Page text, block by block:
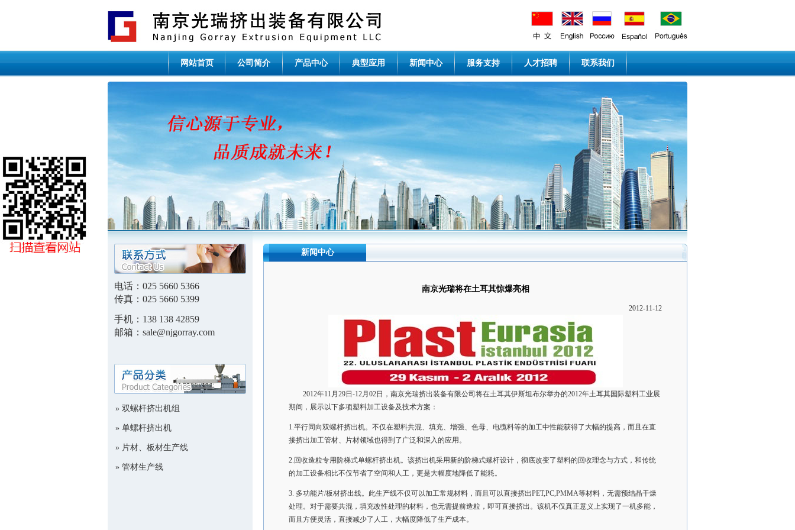
网站首页 公司简介 产品中心 典型应用 新闻中心 服务支持 人才招聘 联系我们
电话： 025 5660 5366
传真： 025 5660 5399
手机： 138 138 42859
邮箱： sale@njgorray.com
» 双螺杆挤出机组
» 单螺杆挤出机
» 片材、板材生产线
» 管材生产线
新闻中心
南京光瑞将在土耳其惊爆亮相
2012-11-12
2012年11月29日-12月02日，南京光瑞挤出装备有限公司将在土耳其伊斯坦布尔举办的2012年土耳其国际塑料工业展
期间，展示以下多项塑料加工设备及技术方案：
1.平行同向双螺杆挤出机。不仅在塑料共混、填充、增强、色母、电缆料等的加工中性能获得了大幅的提高，而且在直
接挤出加工管材、片材领域也得到了广泛和深入的应用。
2.回收造粒专用阶梯式单螺杆挤出机。该挤出机采用新的阶梯式螺杆设计，彻底改变了塑料的回收理念与方式，和传统
的加工设备相比不仅节省了空间和人工，更是大幅度地降低了能耗。
3. 多功能片/板材挤出线。此生产线不仅可以加工常规材料，而且可以直接挤出PET,PC,PMMA等材料，无需预结晶干燥
处理。对于需要共混，填充改性处理的材料，也无需提前造粒，即可直接挤出。该机不仅真正意义上实现了一机多能，
而且方便灵活，直接减少了人工，大幅度降低了生产成本。